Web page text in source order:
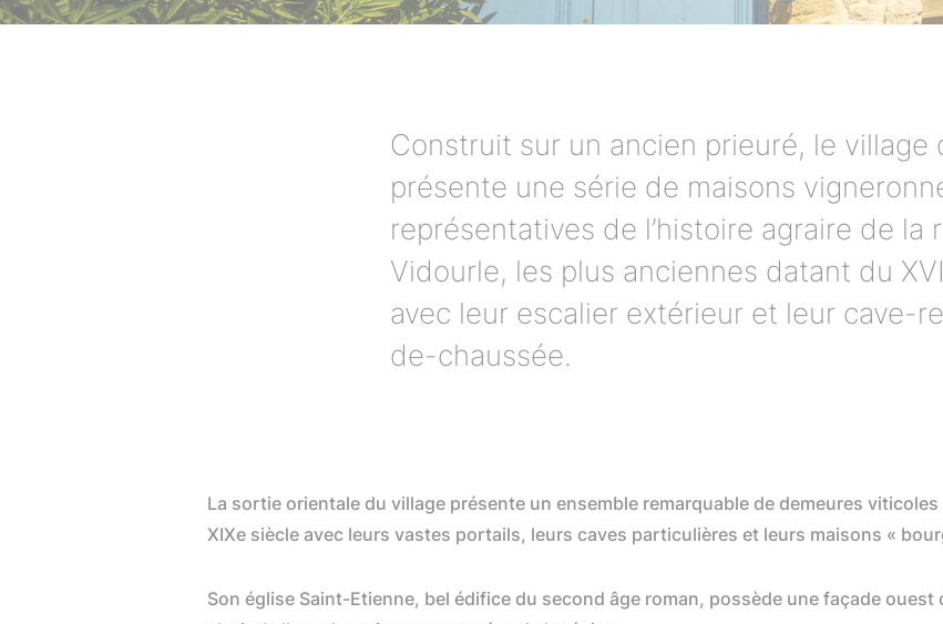
Construit sur un ancien prieuré, le village
présente une série de maisons
représentatives de l’histoire agraire de la
Vidourle, les plus anciennes datant du
avec leur escalier extérieur et leur cave-
de-chaussée.
La sortie orientale du village présente un ensemble remarquable de demeures
XIXe siècle avec leurs vastes portails, leurs caves particulières et leurs maisons «
Son église Saint-Etienne, bel édifice du second âge roman, possède une façade ouest